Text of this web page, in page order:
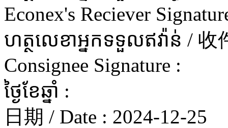
Econex's Reciever
ហត្ថលេខាអ្នកទទួលឥវ៉ាន់ /
Consignee Signature :
ថ្ងៃខែឆ្នាំ :
日期 / Date : 2024-12-25